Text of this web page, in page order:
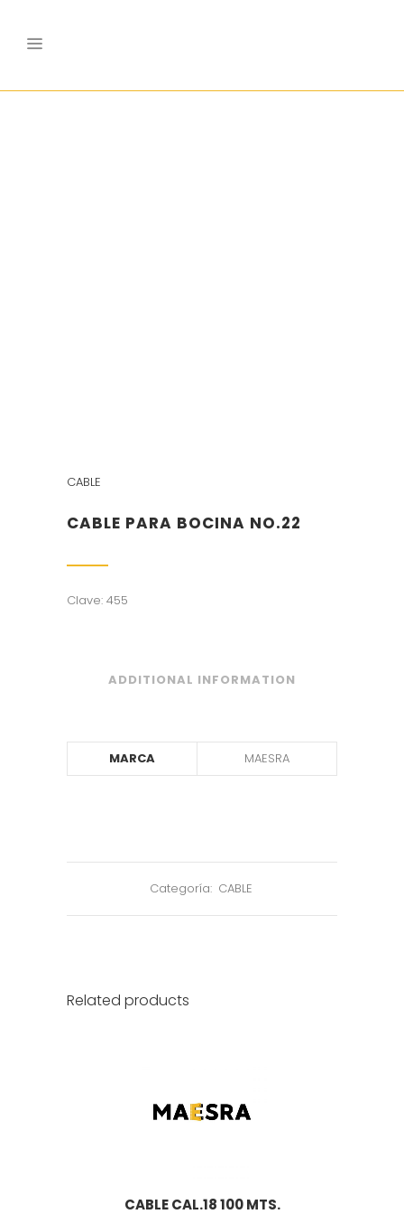
CABLE
CABLE PARA BOCINA NO.22
Clave: 455
ADDITIONAL INFORMATION
MARCA MAESRA
Categoría: CABLE
Related products
CABLE CAL.18 100 MTS.